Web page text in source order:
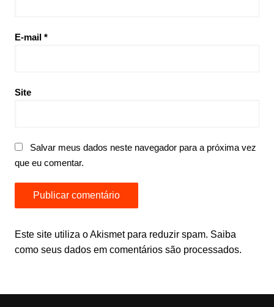
E-mail *
Site
Salvar meus dados neste navegador para a próxima vez
que eu comentar.
Este site utiliza o Akismet para reduzir spam. Saiba
como seus dados em comentários são processados.